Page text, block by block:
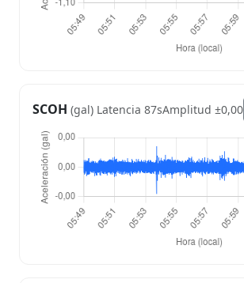
SCOH (gal) Latencia 87sAmplitud ±0,00